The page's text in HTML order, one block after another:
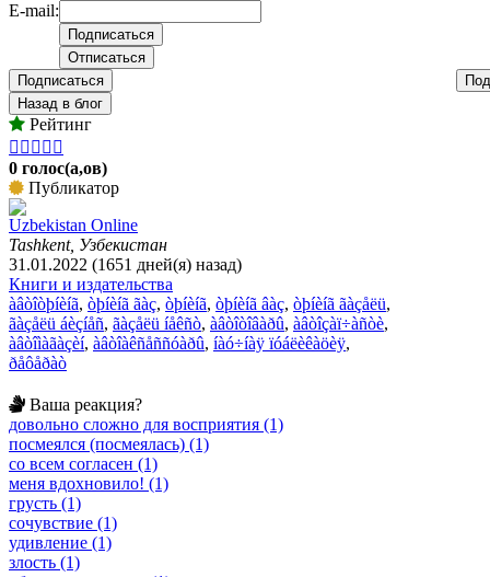
E-mail:
Подписаться
Назад в блог
Рейтинг
    
0 голос(а,ов)
Публикатор
Uzbekistan Online
Tashkent, Узбекистан
31.01.2022 (1651 дней(я) назад)
Книги и издательства
àâòîòþíèíã, òþíèíã ãàç, òþíèíã, òþíèíã âàç, òþíèíã ãàçåëü,
ãàçåëü áèçíåñ, ãàçåëü íåêñò, àâòîòîâàðû, àâòîçàï÷àñòè,
àâòîìàãàçèí, àâòîàêñåññóàðû, íàó÷íàÿ ïóáëèêàöèÿ,
ðåôåðàò
Ваша реакция?
довольно сложно для восприятия (1)
посмеялся (посмеялась) (1)
со всем согласен (1)
меня вдохновило! (1)
грусть (1)
сочувствие (1)
удивление (1)
злость (1)